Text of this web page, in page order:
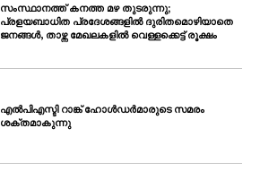
സംസ്ഥാനത്ത് കനത്ത മഴ തുടരുന്നു;
പ്രളയബാധിത പ്രദേശങ്ങളിൽ ദുരിതമൊഴിയാതെ
ജനങ്ങൾ, താഴ്ന്ന മേഖലകളിൽ വെള്ളക്കെട്ട് രൂക്ഷം
എൽപിഎസ്ടി റാങ്ക് ഹോൾഡർമാരുടെ സമരം
ശക്തമാകുന്നു